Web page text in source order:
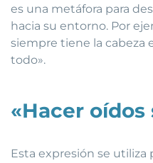
es una metáfora para
hacia su entorno. Por
siempre tiene la cabeza
todo».
«Hacer oídos
Esta expresión se utiliza